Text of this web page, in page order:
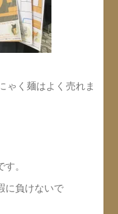
ゃく麺はよく売れま
。
に負けないで